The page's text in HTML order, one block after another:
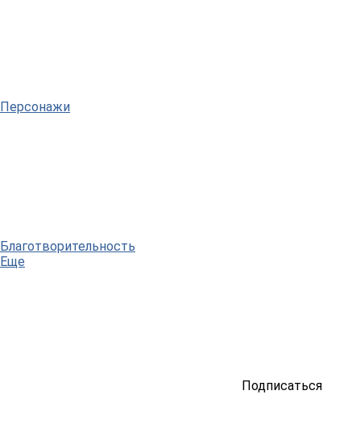
Персонажи
Благотворительность
Еще
Подписаться